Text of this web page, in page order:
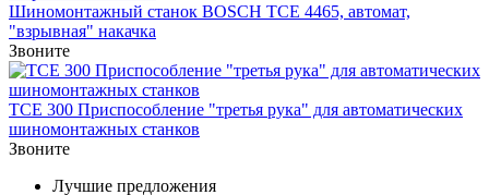
Шиномонтажный станок BOSCH TCE 4465, автомат,
"взрывная" накачка
Звоните
TCE 300 Приспособление "третья рука" для автоматических
шиномонтажных станков
Звоните
Лучшие предложения